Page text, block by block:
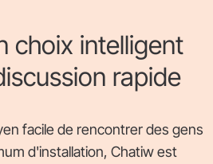
choix intelligent
rapide
facile de rencontrer des gens
d'installation, Chatiw est